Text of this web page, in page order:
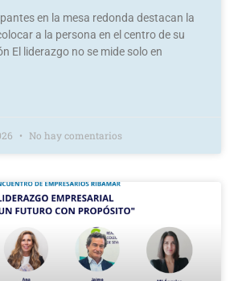
en la mesa redonda destacan la
a la persona en el centro de su
El liderazgo no se mide solo en
No hay comentarios